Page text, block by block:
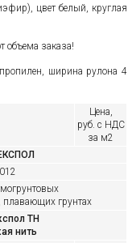
цвет белый, круглая
объема заказа!
ширина рулона 4
Цена,
руб. с НДС
за м2
плавающих грунтах
ТН
нить